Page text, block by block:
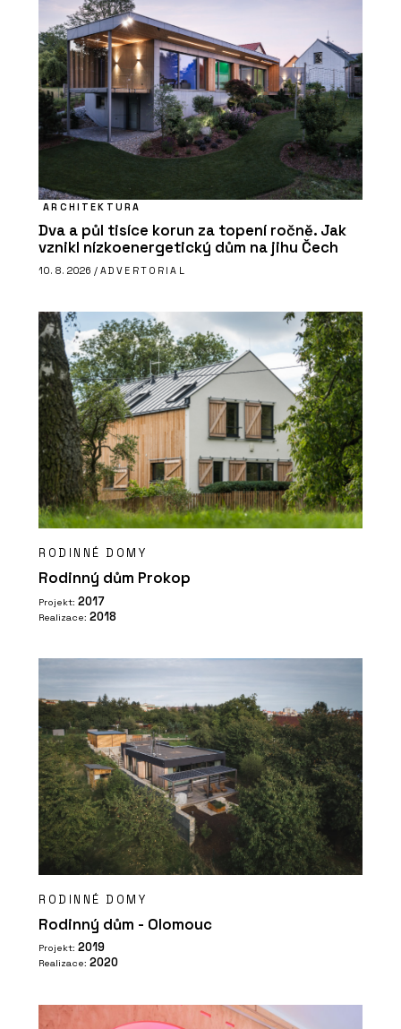
ARCHITEKTURA
Dva a půl tisíce korun za topení ročně. Jak
vznikl nízkoenergetický dům na jihu Čech
10. 8. 2026 / ADVERTORIAL
RODINNÉ DOMY
Rodinný dům Prokop
Projekt: 2017
Realizace: 2018
RODINNÉ DOMY
Rodinný dům - Olomouc
Projekt: 2019
Realizace: 2020